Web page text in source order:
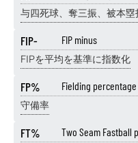
与四死球、奪三振、被本
FIP- FIP minus
FIPを平均を基準に指数化
FP% Fielding percentage
守備率
FT% Two Seam Fastball